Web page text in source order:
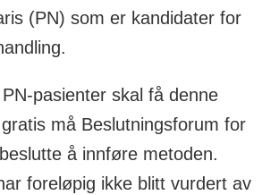
(PN) som er kandidater for
pasienter skal få denne
må Beslutningsforum for
å innføre metoden.
foreløpig ikke blitt vurdert av